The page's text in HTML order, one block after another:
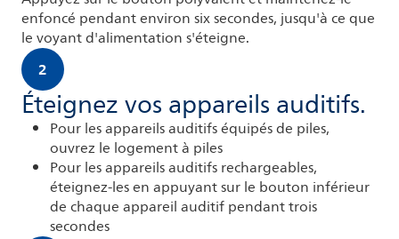
enfoncé pendant environ six secondes, jusqu'à ce que
le voyant d'alimentation s'éteigne.
2
Éteignez vos appareils auditifs.
Pour les appareils auditifs équipés de piles,
ouvrez le logement à piles
Pour les appareils auditifs rechargeables,
éteignez-les en appuyant sur le bouton inférieur
de chaque appareil auditif pendant trois
secondes